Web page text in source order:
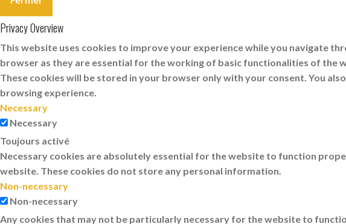
Privacy Overview
This website uses cookies to improve your experience while you navigate
browser as they are essential for the working of basic functionalities of the
These cookies will be stored in your browser only with your consent. You
browsing experience.
Necessary
Necessary
Toujours activé
Necessary cookies are absolutely essential for the website to function
website. These cookies do not store any personal information.
Non-necessary
Non-necessary
Any cookies that may not be particularly necessary for the website to